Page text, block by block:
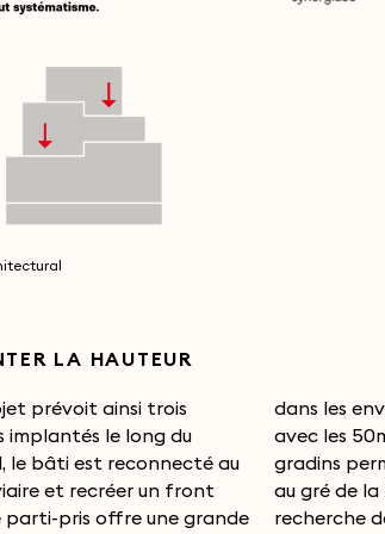
LA HAUTEUR
prévoit ainsi trois
implantés le long du
le bâti est reconnecté au
et recréer un front
parti-pris offre une grande
proches qui flirtent
Chaque tour est à
de libérer les vues
hauteur. Toujours à la
de solutions spécifiques